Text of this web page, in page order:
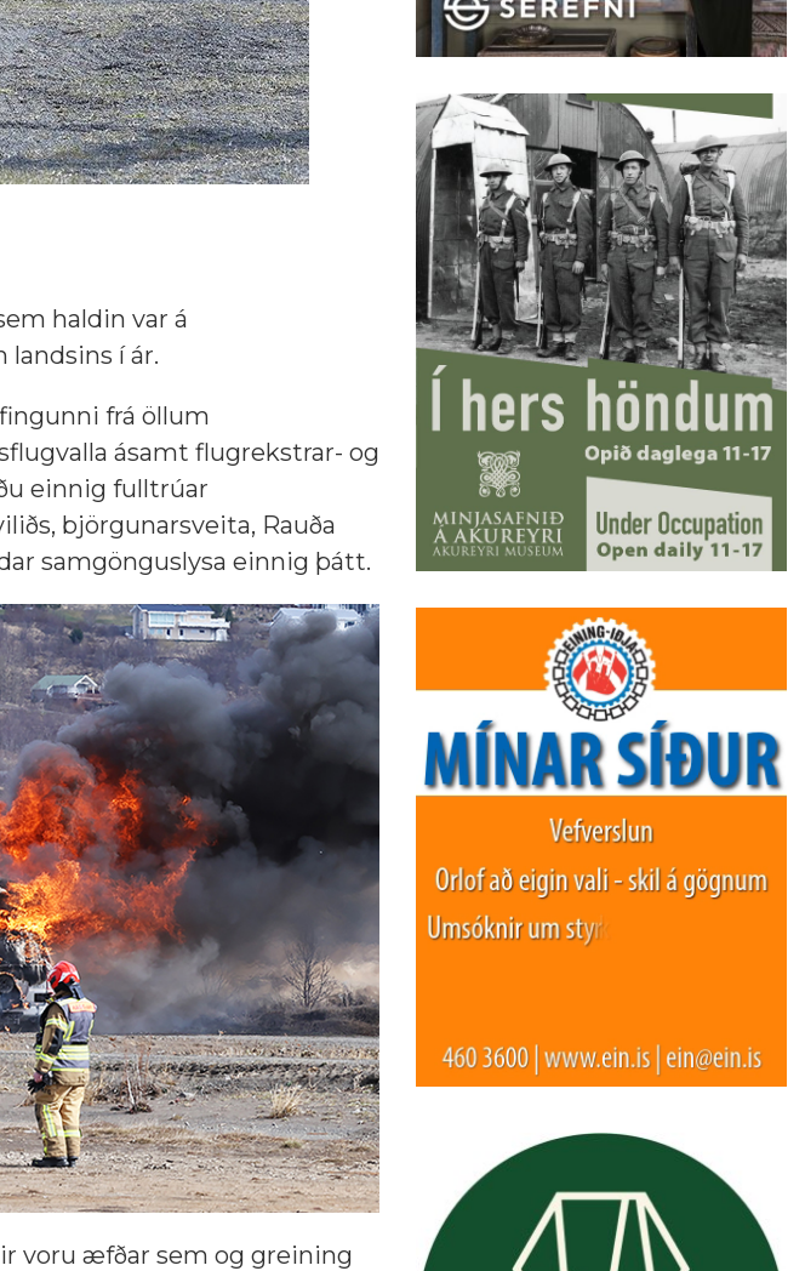
haldin var á
í ár.
frá öllum
ásamt flugrekstrar- og
einnig fulltrúar
björgunarsveita, Rauða
samgönguslysa einnig þátt.
voru æfðar sem og greining